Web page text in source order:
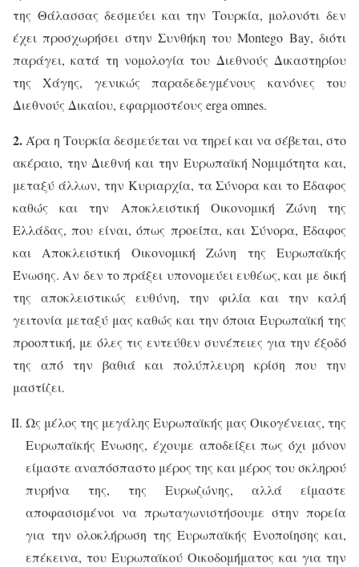
της Θάλασσας δεσμεύει και την Τουρκία, μολονότι δεν
έχει προσχωρήσει στην Συνθήκη τουMontego Bay, διότι
παράγει, κατά τη νομολογία του Διεθνούς Δικαστηρίου
της Χάγης, γενικώς παραδεδεγμένους κανόνες του
Διεθνούς Δικαίου, εφαρμοστέους ergaomnes.
2.Άρα η Τουρκία δεσμεύεται να τηρεί και να σέβεται, στο
ακέραιο, την Διεθνή και την Ευρωπαϊκή Νομιμότητα και,
μεταξύ άλλων, την Κυριαρχία, τα Σύνορα και το Έδαφος
καθώς και την Αποκλειστική Οικονομική Ζώνη της
Ελλάδας, που είναι, όπως προείπα, και Σύνορα, Έδαφος
και Αποκλειστική Οικονομική Ζώνη της Ευρωπαϊκής
Ένωσης. Αν δεν το πράξει υπονομεύει ευθέως, και με δική
της αποκλειστικώς ευθύνη, την φιλία και την καλή
γειτονία μεταξύ μας καθώς και την όποια Ευρωπαϊκή της
προοπτική, με όλες τις εντεύθεν συνέπειες για την έξοδό
της από την βαθιά και πολύπλευρη κρίση που την
μαστίζει.
Ως μέλος της μεγάλης Ευρωπαϊκής μας Οικογένειας, της
Ευρωπαϊκής Ένωσης, έχουμε αποδείξει πως όχι μόνον
είμαστε αναπόσπαστο μέρος της και μέρος του σκληρού
πυρήνα της, της Ευρωζώνης, αλλά είμαστε
αποφασισμένοι να πρωταγωνιστήσουμε στην πορεία
για την ολοκλήρωση της Ευρωπαϊκής Ενοποίησης και,
επέκεινα, του Ευρωπαϊκού Οικοδομήματος και για την